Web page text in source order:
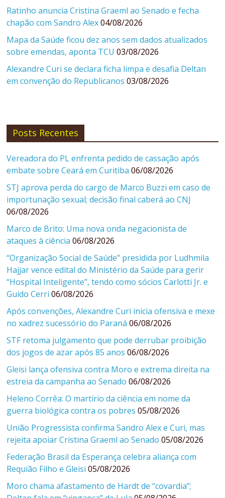
Ratinho anuncia Cristina Graeml ao Senado e fecha
chapão com Sandro Alex 04/08/2026
Mapa da Saúde ficou dez anos sem dados atualizados
sobre emendas, aponta TCU 03/08/2026
Alexandre Curi se declara ficha limpa e desafia Deltan
em convenção do Republicanos 03/08/2026
Posts Recentes
Vereadora do PL enfrenta pedido de cassação após
embate sobre Ceará em Curitiba 06/08/2026
STJ aprova perda do cargo de Marco Buzzi em caso de
importunação sexual; decisão final caberá ao CNJ
06/08/2026
Marco de Brito: Uma nova onda negacionista de
ataques à ciência 06/08/2026
“Organização Social de Saúde” presidida por Ludhmila
Hajjar vence edital do Ministério da Saúde para gerir
“Hospital Inteligente”, tendo como sócios Carlotti Jr. e
Guido Cerri 06/08/2026
Após convenções, Alexandre Curi inicia ofensiva e mexe
no xadrez sucessório do Paraná 06/08/2026
STF retoma julgamento que pode derrubar proibição
dos jogos de azar após 85 anos 06/08/2026
Gleisi lança ofensiva contra Moro e extrema direita na
estreia da campanha ao Senado 06/08/2026
Heleno Corrêa: O martírio da ciência em nome da
guerra biológica contra os pobres 05/08/2026
União Progressista confirma Sandro Alex e Curi, mas
rejeita apoiar Cristina Graeml ao Senado 05/08/2026
Federação Brasil da Esperança celebra aliança com
Requião Filho e Gleisi 05/08/2026
Moro chama afastamento de Hardt de “covardia”;